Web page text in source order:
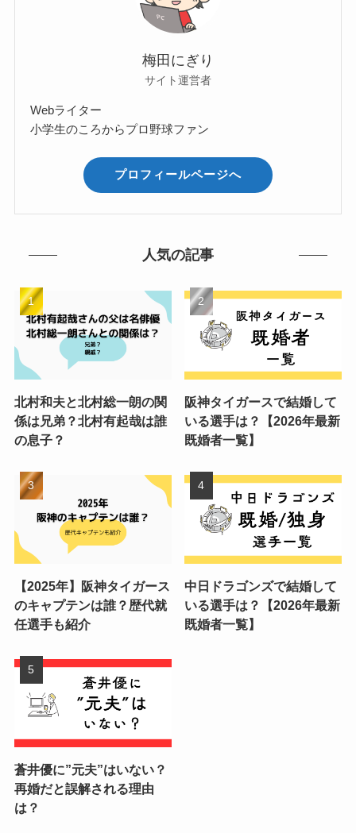
梅田にぎり
サイト運営者
Webライター
小学生のころからプロ野球ファン
プロフィールページへ
人気の記事
北村和夫と北村総一朗の関
係は兄弟？北村有起哉は誰
の息子？
阪神タイガースで結婚して
いる選手は？【2026年最新
既婚者一覧】
【2025年】阪神タイガース
のキャプテンは誰？歴代就
任選手も紹介
中日ドラゴンズで結婚して
いる選手は？【2026年最新
既婚者一覧】
蒼井優に”元夫”はいない？
再婚だと誤解される理由
は？